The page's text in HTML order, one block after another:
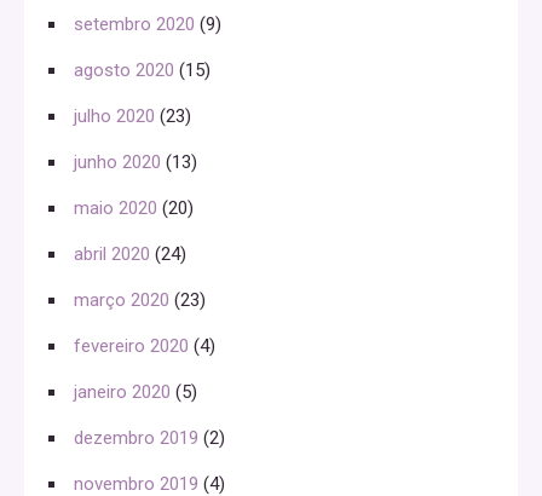
setembro 2020 (9)
agosto 2020 (15)
julho 2020 (23)
junho 2020 (13)
maio 2020 (20)
abril 2020 (24)
março 2020 (23)
fevereiro 2020 (4)
janeiro 2020 (5)
dezembro 2019 (2)
novembro 2019 (4)